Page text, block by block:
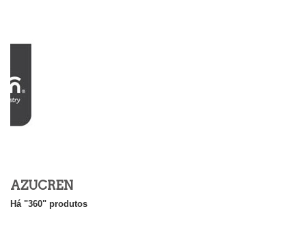
AZUCREN
Há "360" produtos